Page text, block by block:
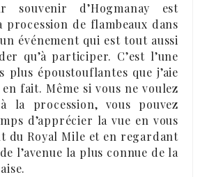
souvenir d’Hogmanay est
procession de flambeaux dans
événement qui est tout aussi
qu’à participer. C’est l’une
plus époustouflantes que j’aie
en fait. Même si vous ne voulez
la procession, vous pouvez
d’apprécier la vue en vous
du Royal Mile et en regardant
l’avenue la plus connue de la